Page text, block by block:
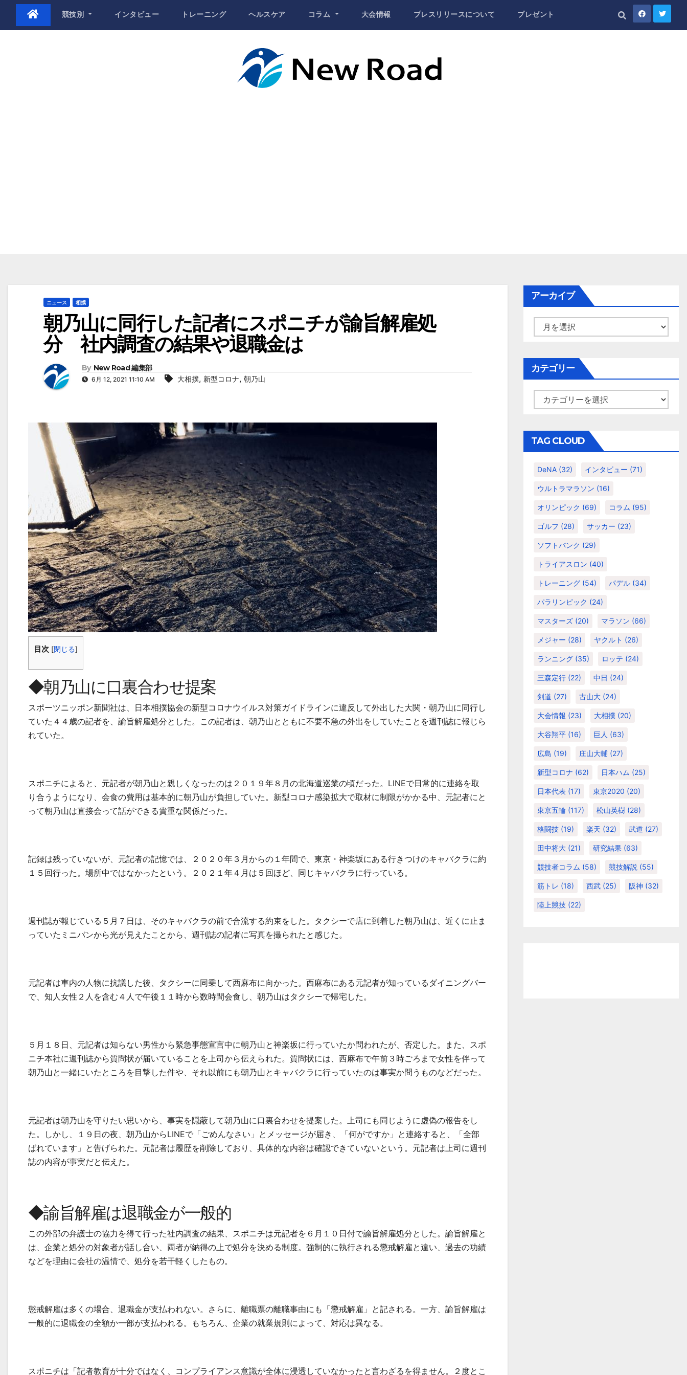
Skip
content
競技別 インタビュー トレーニング ヘルスケア コラム 大会情報 プレスリリースについて プレゼント
ニュース 相撲
朝乃山に同行した記者にスポニチが諭旨解雇処
分 社内調査の結果や退職金は
By New Road 編集部
6月 12, 2021 11:10 AM 大相撲, 新型コロナ, 朝乃山
目次 [閉じる]
◆朝乃山に口裏合わせ提案
スポーツニッポン新聞社は、日本相撲協会の新型コロナウイルス対策ガイドラインに違反して外出した大関・朝乃山に同行し
ていた４４歳の記者を、諭旨解雇処分とした。この記者は、朝乃山とともに不要不急の外出をしていたことを週刊誌に報じら
れていた。
スポニチによると、元記者が朝乃山と親しくなったのは２０１９年８月の北海道巡業の頃だった。 LINEで日常的に連絡を取
り合うようになり、会食の費用は基本的に朝乃山が負担していた。新型コロナ感染拡大で取材に制限がかかる中、元記者にと
って朝乃山は直接会って話ができる貴重な関係だった。
記録は残っていないが、元記者の記憶では、２０２０年３月からの１年間で、東京・神楽坂にある行きつけのキャバクラに約
１５回行った。場所中ではなかったという。２０２１年４月は５回ほど、同じキャバクラに行っている。
週刊誌が報じている５月７日は、そのキャバクラの前で合流する約束をした。タクシーで店に到着した朝乃山は、近くに止ま
っていたミニバンから光が見えたことから、週刊誌の記者に写真を撮られたと感じた。
元記者は車内の人物に抗議した後、タクシーに同乗して西麻布に向かった。西麻布にある元記者が知っているダイニングバー
で、知人女性２人を含む４人で午後１１時から数時間会食し、朝乃山はタクシーで帰宅した。
５月１８日、元記者は知らない男性から緊急事態宣言中に朝乃山と神楽坂に行っていたか問われたが、否定した。また、スポ
ニチ本社に週刊誌から質問状が届いていることを上司から伝えられた。質問状には、西麻布で午前３時ごろまで女性を伴って
朝乃山と一緒にいたところを目撃した件や、それ以前にも朝乃山とキャバクラに行っていたのは事実か問うものなどだった。
元記者は朝乃山を守りたい思いから、事実を隠蔽して朝乃山に口裏合わせを提案した。上司にも同じように虚偽の報告をし
た。しかし、１９日の夜、朝乃山からLINEで「ごめんなさい」とメッセージが届き、「何がですか」と連絡すると、「全部
ばれています」と告げられた。元記者は履歴を削除しており、具体的な内容は確認できていないという。元記者は上司に週刊
誌の内容が事実だと伝えた。
◆諭旨解雇は退職金が一般的
この外部の弁護士の協力を得て行った社内調査の結果、スポニチは元記者を６月１０日付で諭旨解雇処分とした。諭旨解雇と
は、企業と処分の対象者が話し合い、両者が納得の上で処分を決める制度。強制的に執行される懲戒解雇と違い、過去の功績
などを理由に会社の温情で、処分を若干軽くしたもの。
懲戒解雇は多くの場合、退職金が支払われない。さらに、離職票の離職事由にも「懲戒解雇」と記される。一方、諭旨解雇は
一般的に退職金の全額か一部が支払われる。もちろん、企業の就業規則によって、対応は異なる。
スポニチは「記者教育が十分ではなく、コンプライアンス意識が全体に浸透していなかったと言わざるを得ません。２度とこ
アーカイブ
ー
イ
ブ
カテゴリー
テ
リ
ー
TAG CLOUD
DeNA (32) インタビュー (71)
ウルトラマラソン (16)
オリンピック (69) コラム (95)
ゴルフ (28) サッカー (23)
ソフトバンク (29)
トライアスロン (40)
トレーニング (54) パデル (34)
パラリンピック (24)
マスターズ (20) マラソン (66)
メジャー (28) ヤクルト (26)
ランニング (35) ロッテ (24)
三森定行 (22) 中日 (24)
剣道 (27) 古山大 (24)
大会情報 (23) 大相撲 (20)
大谷翔平 (16) 巨人 (63)
広島 (19) 庄山大輔 (27)
新型コロナ (62) 日本ハム (25)
日本代表 (17) 東京2020 (20)
東京五輪 (117) 松山英樹 (28)
格闘技 (19) 楽天 (32) 武道 (27)
田中将大 (21) 研究結果 (63)
競技者コラム (58) 競技解説 (55)
筋トレ (18) 西武 (25) 阪神 (32)
陸上競技 (22)